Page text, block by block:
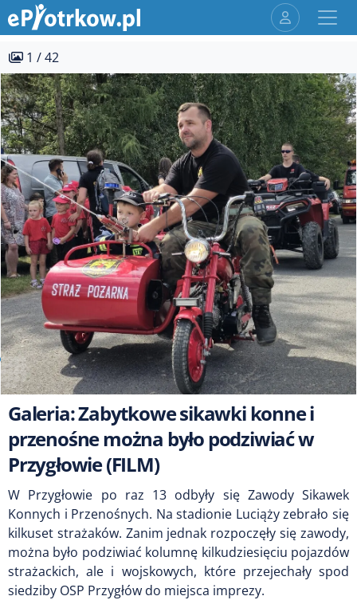
1 / 42
Galeria: Zabytkowe sikawki konne i
przenośne można było podziwiać w
Przygłowie (FILM)
W Przygłowie po raz 13 odbyły się Zawody Sikawek
Konnych i Przenośnych. Na stadionie Luciąży zebrało się
kilkuset strażaków. Zanim jednak rozpoczęły się zawody,
można było podziwiać kolumnę kilkudziesięciu pojazdów
strażackich, ale i wojskowych, które przejechały spod
siedziby OSP Przygłów do miejsca imprezy.